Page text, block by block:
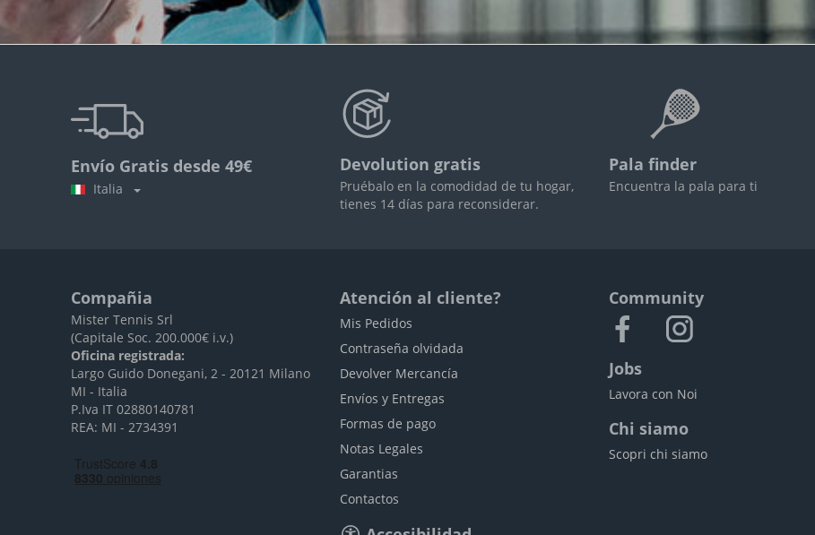
Envío Gratis desde 49€
Italia
Devolution gratis
Pruébalo en la comodidad de tu hogar,
tienes 14 días para reconsiderar.
Pala finder
Encuentra la pala para ti
Compañia
Mister Tennis Srl
(Capitale Soc. 200.000€ i.v.)
Oficina registrada:
Largo Guido Donegani, 2 - 20121 Milano
MI - Italia
P.Iva IT 02880140781
REA: MI - 2734391
Atención al cliente?
Mis Pedidos
Contraseña olvidada
Devolver Mercancía
Envíos y Entregas
Formas de pago
Notas Legales
Garantias
Contactos
Community
Jobs
Lavora con Noi
Chi siamo
Scopri chi siamo